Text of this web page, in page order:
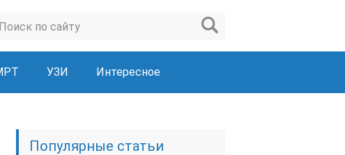
УЗИ Интересное
Популярные статьи